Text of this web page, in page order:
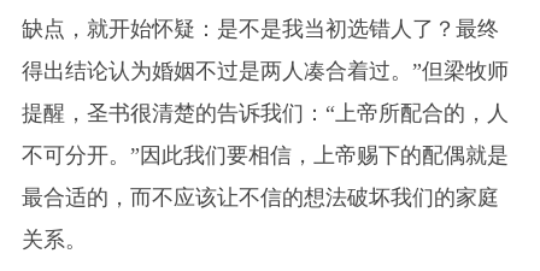
缺点，就开始怀疑：是不是我当初选错人了？最终
得出结论认为婚姻不过是两人凑合着过。”但梁牧师
提醒，圣书很清楚的告诉我们：“上帝所配合的，人
不可分开。”因此我们要相信，上帝赐下的配偶就是
最合适的，而不应该让不信的想法破坏我们的家庭
关系。